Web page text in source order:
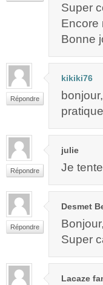
Super
Encore
Bonne
Répondre
kikiki76
Répondre
julie
Je
Répondre
Desmet
Bonjour,
Super
Lacaze